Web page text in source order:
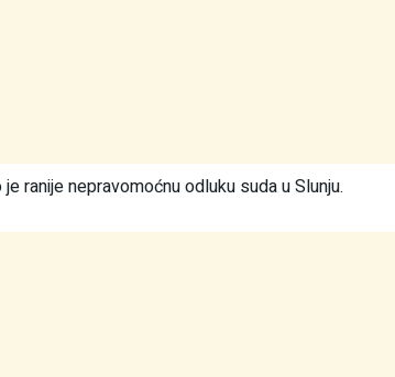
ranije nepravomoćnu odluku suda u Slunju.